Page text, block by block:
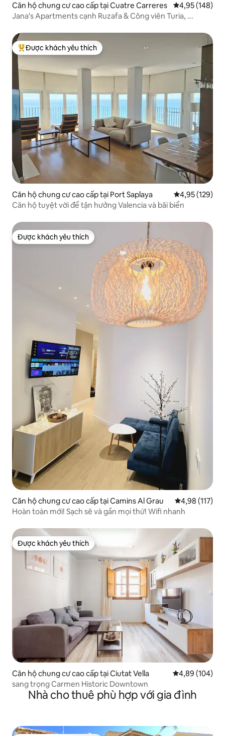
Căn hộ chung cư cao cấp tại Cuatre Carreres Xếp hạng
4,95 (148)
Jana's Apartments cạnh Ruzafa & Công viên Turia, ...
Được khách yêu thích nhất
Được khách yêu thích
Căn hộ chung cư cao cấp tại Port Saplaya Xếp hạng
4,95 (129)
Căn hộ tuyệt vời để tận hưởng Valencia và bãi biển
Được khách yêu thích
Được khách yêu thích
Căn hộ chung cư cao cấp tại Camins Al Grau Xếp hạng
4,98 (117)
Hoàn toàn mới! Sạch sẽ và gần mọi thứ! Wifi nhanh
Được khách yêu thích
Được khách yêu thích
Căn hộ chung cư cao cấp tại Ciutat Vella Xếp hạng
4,89 (104)
sang trọng Carmen Historic Downtown
Nhà cho thuê phù hợp với gia đình